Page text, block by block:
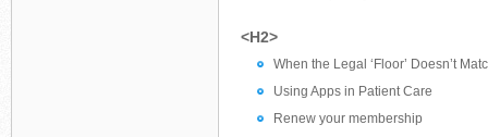
<H2>
When the Legal ‘Floor’ Doesn’t
Using Apps in Patient Care
Renew your membership